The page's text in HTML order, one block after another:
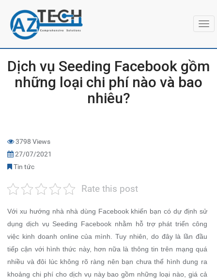
Dịch vụ Seeding Facebook gồm
những loại chi phí nào và bao
nhiêu?
3798 Views
27/07/2021
Tin tức
Rate this post
Với xu hướng nhà nhà dùng Facebook khiến bạn có dự định sử
dụng dịch vụ Seeding Facebook nhằm hỗ trợ phát triển công
việc kinh doanh online của mình. Tuy nhiên, do đây là lần đầu
tiếp cận với hình thức này, hơn nữa là thông tin trên mạng quá
nhiều và đôi lúc không rõ ràng nên bạn chưa thể hình dung ra
khoảng chi phí cho dịch vụ này bao gồm những loại nào, giá cả